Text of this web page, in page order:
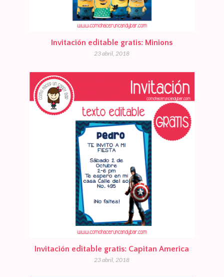
Invitación editable gratis: Minions
23 abril, 2018
Invitación editable gratis: Capitan America
23 abril, 2018